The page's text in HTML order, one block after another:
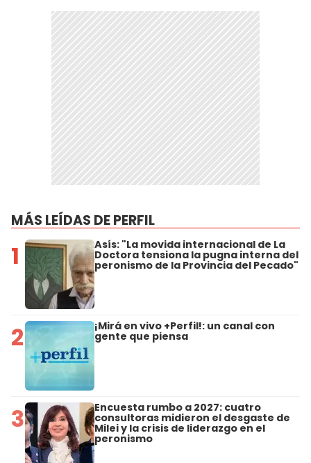
MÁS LEÍDAS DE PERFIL
1 Asís: "La movida internacional de La
Doctora tensiona la pugna interna del
peronismo de la Provincia del Pecado"
2 ¡Mirá en vivo +Perfil!: un canal con
gente que piensa
3 Encuesta rumbo a 2027: cuatro
consultoras midieron el desgaste de
Milei y la crisis de liderazgo en el
peronismo